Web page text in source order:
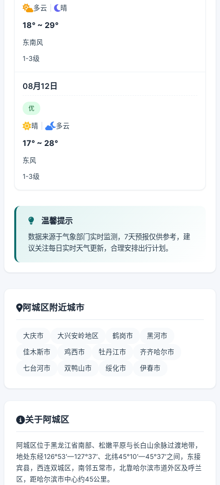
多云 晴
18° ~ 29°
东南风
1-3级
08月12日
优
晴 多云
17° ~ 28°
东风
1-3级
温馨提示
数据来源于气象部门实时监测，7天预报仅供参考，建
议关注每日实时天气更新，合理安排出行计划。
阿城区附近城市
大庆市 大兴安岭地区 鹤岗市 黑河市
佳木斯市 鸡西市 牡丹江市 齐齐哈尔市
七台河市 双鸭山市 绥化市 伊春市
关于阿城区
阿城区位于黑龙江省南部、松嫩平原与长白山余脉过渡地带，
地处东经126°53′—127°37′、北纬45°10′—45°37′之间，东接
宾县，西连双城区，南邻五常市，北靠哈尔滨市道外区及呼兰
区，距哈尔滨市中心约45公里。